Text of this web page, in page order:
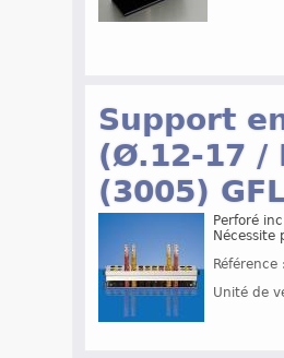
Support
(Ø.12-17 /
(3005)
Perforé
Unité de